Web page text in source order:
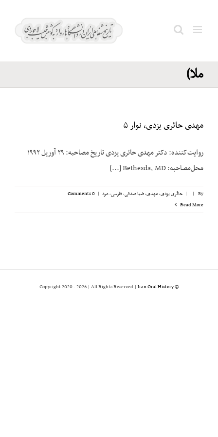
علی
ملا)
مهدی حائری یزدی، نوار ۵
روایت‌کننده: دکتر مهدی حائری یزدی تاریخ مصاحبه: ۲۹ آوریل ۱۹۹۲
محل‌مصاحبه: Bethesda, MD [...]
By
|
| حائری یزدی، مهدی,ضیا صدقی,فارسی,مرد |
0 Comments
Read More
© Copyright 2020 -
2026 | All Rights Reserved | Iran Oral History